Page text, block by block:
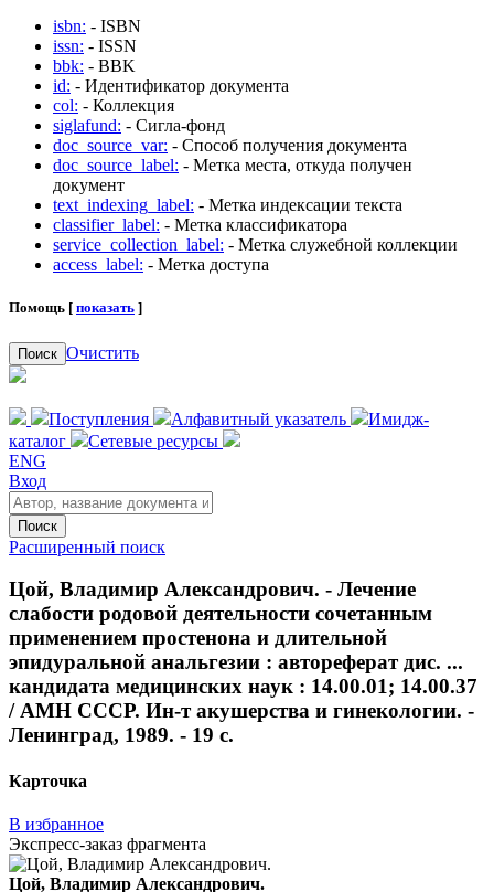
isbn: - ISBN
issn: - ISSN
bbk: - BBK
id: - Идентификатор документа
col: - Коллекция
siglafund: - Сигла-фонд
doc_source_var: - Способ получения документа
doc_source_label: - Метка места, откуда получен
документ
text_indexing_label: - Метка индексации текста
classifier_label: - Метка классификатора
service_collection_label: - Метка служебной коллекции
access_label: - Метка доступа
Помощь [ показать ]
Поиск Очистить
Поступления Алфавитный указатель
Имидж-
каталог
Сетевые ресурсы
ENG
Вход
Поиск
Расширенный поиск
Цой, Владимир Александрович. - Лечение
слабости родовой деятельности сочетанным
применением простенона и длительной
эпидуральной анальгезии : автореферат дис. ...
кандидата медицинских наук : 14.00.01; 14.00.37
/ АМН СССР. Ин-т акушерства и гинекологии. -
Ленинград, 1989. - 19 с.
Карточка
В избранное
Экспресс-заказ фрагмента
Цой, Владимир Александрович.